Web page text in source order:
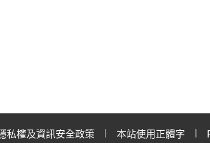
私權及資訊安全政策 本站使用正體字